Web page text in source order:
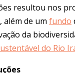
resultou nos
além de um fundo
da
do Rio